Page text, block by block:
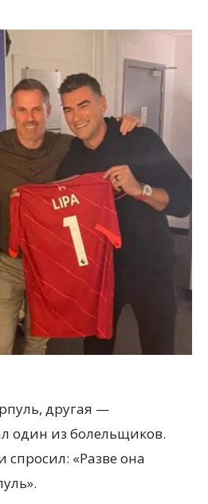
другая —
один из болельщиков.
спросил: «Разве она